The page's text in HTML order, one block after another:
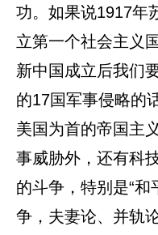
功。如果说1917年
立第一个社会主义
新中国成立后我们
的17国军事侵略的
美国为首的帝国主
事威胁外，还有科
的斗争，特别是“和
争，夫妻论、并轨